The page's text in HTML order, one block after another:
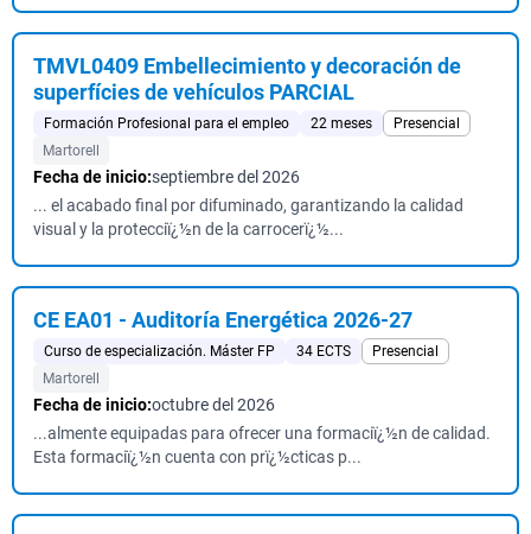
TMVL0409 Embellecimiento y decoración de
superfícies de vehículos PARCIAL
Formación Profesional para el empleo 22 meses
Presencial
Martorell
Fecha de inicio:septiembre del 2026
... el acabado final por difuminado, garantizando la calidad
visual y la protecciï¿½n de la carrocerï¿½...
CE EA01 - Auditoría Energética 2026-27
Curso de especialización. Máster FP 34 ECTS
Presencial
Martorell
Fecha de inicio:octubre del 2026
...almente equipadas para ofrecer una formaciï¿½n de calidad.
Esta formaciï¿½n cuenta con prï¿½cticas p...